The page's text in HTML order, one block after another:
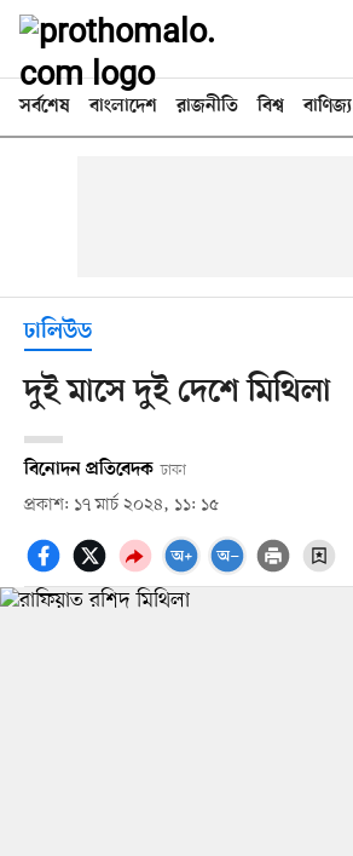
সর্বশেষ বাংলাদেশ রাজনীতি বিশ্ব বাণিজ্য
ঢালিউড
দুই মাসে দুই দেশে মিথিলা
বিনোদন প্রতিবেদক ঢাকা
প্রকাশ: ১৭ মার্চ ২০২৪, ১১: ১৫